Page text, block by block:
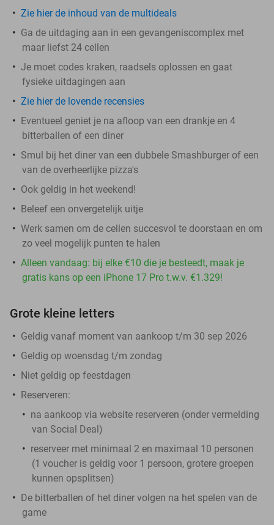
Zie hier de inhoud van de multideals
Ga de uitdaging aan in een gevangeniscomplex met
maar liefst 24 cellen
Je moet codes kraken, raadsels oplossen en gaat
fysieke uitdagingen aan
Zie hier de lovende recensies
Eventueel geniet je na afloop van een drankje en 4
bitterballen of een diner
Smul bij het diner van een dubbele Smashburger of een
van de overheerlijke pizza's
Ook geldig in het weekend!
Beleef een onvergetelijk uitje
Werk samen om de cellen succesvol te doorstaan en om
zo veel mogelijk punten te halen
Alleen vandaag: bij elke €10 die je besteedt, maak je
gratis kans op een iPhone 17 Pro t.w.v. €1.329!
Grote kleine letters
Geldig vanaf moment van aankoop t/m 30 sep 2026
Geldig op woensdag t/m zondag
Niet geldig op feestdagen
Reserveren:
na aankoop via website reserveren (onder vermelding
van Social Deal)
reserveer met minimaal 2 en maximaal 10 personen
(1 voucher is geldig voor 1 persoon, grotere groepen
kunnen opsplitsen)
De bitterballen of het diner volgen na het spelen van de
game